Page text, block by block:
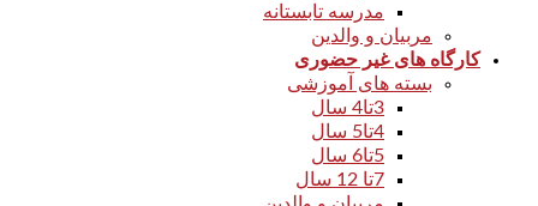
مدرسه تابستانه
مربیان و والدین
کارگاه های غیر حضوری
بسته های آموزشی
3تا4 سال
4تا5 سال
5تا6 سال
7تا 12 سال